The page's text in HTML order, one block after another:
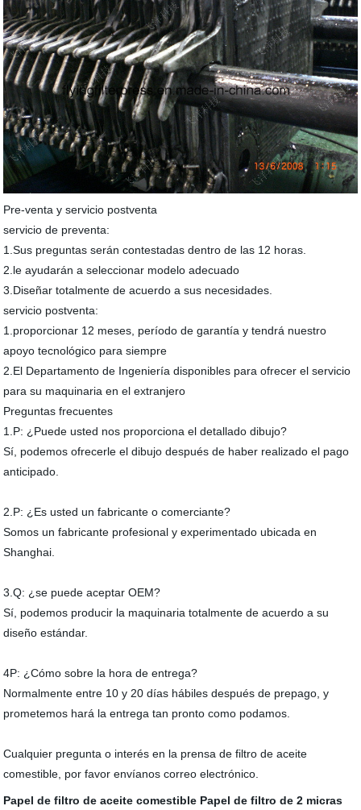
Pre-venta y servicio postventa
servicio de preventa:
1.Sus preguntas serán contestadas dentro de las 12 horas.
2.le ayudarán a seleccionar modelo adecuado
3.Diseñar totalmente de acuerdo a sus necesidades.
servicio postventa:
1.proporcionar 12 meses, período de garantía y tendrá nuestro
apoyo tecnológico para siempre
2.El Departamento de Ingeniería disponibles para ofrecer el servicio
para su maquinaria en el extranjero
Preguntas frecuentes
1.P: ¿Puede usted nos proporciona el detallado dibujo?
Sí, podemos ofrecerle el dibujo después de haber realizado el pago
anticipado.
2.P: ¿Es usted un fabricante o comerciante?
Somos un fabricante profesional y experimentado ubicada en
Shanghai.
3.Q: ¿se puede aceptar OEM?
Sí, podemos producir la maquinaria totalmente de acuerdo a su
diseño estándar.
4P: ¿Cómo sobre la hora de entrega?
Normalmente entre 10 y 20 días hábiles después de prepago, y
prometemos hará la entrega tan pronto como podamos.
Cualquier pregunta o interés en la prensa de filtro de aceite
comestible, por favor envíanos correo electrónico.
Papel de filtro de aceite comestible Papel de filtro de 2 micras